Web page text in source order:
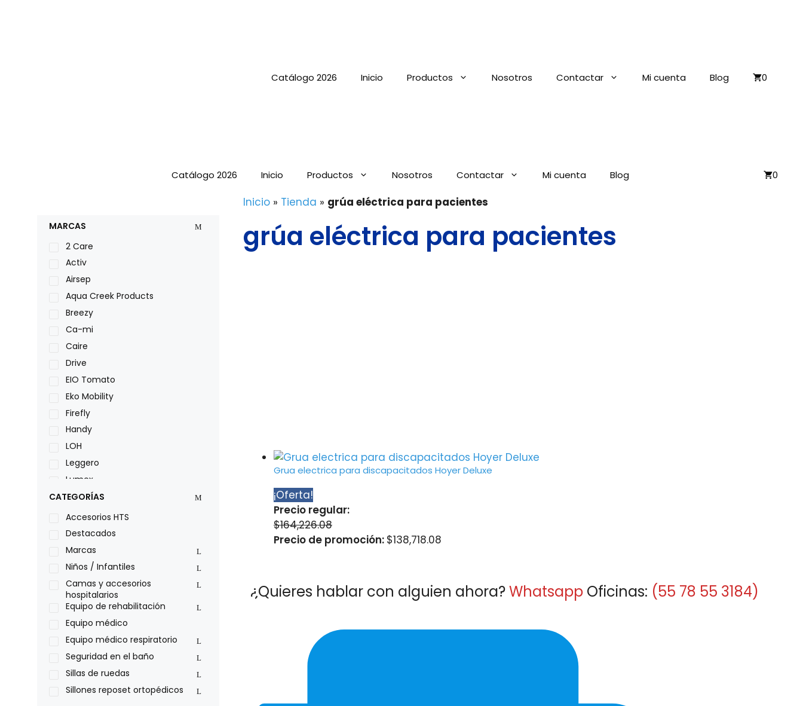
Catálogo 2026 Inicio Productos Nosotros Contactar Mi cuenta Blog 0
Catálogo 2026 Inicio Productos Nosotros Contactar Mi cuenta Blog 0
Inicio » Tienda » grúa eléctrica para pacientes
grúa eléctrica para pacientes
Grua electrica para discapacitados Hoyer Deluxe
¡Oferta!
Precio regular:
$164,226.08
Precio de promoción: $138,718.08
¿Quieres hablar con alguien ahora?Whatsapp Oficinas: (55 78 55 3184)
MARCAS
2 Care
Activ
Airsep
Aqua Creek Products
Breezy
Ca-mi
Caire
Drive
EIO Tomato
Eko Mobility
Firefly
Handy
LOH
Leggero
Lumex
Medical Store
Nidek
Oxiplus
Philips
Pride
Roho
Sillas de ruedas Everest Jennings
Stealth products
Xiehe Medical
CATEGORÍAS
Accesorios HTS
Destacados
Marcas
Niños / Infantiles
Camas y accesorios
hospitalarios
Equipo de rehabilitación
Equipo médico
Equipo médico respiratorio
Seguridad en el baño
Sillas de ruedas
Sillones reposet ortopédicos